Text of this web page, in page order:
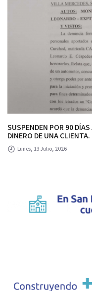
SUSPENDEN POR 90
DINERO DE UNA CLIENTA.
Lunes, 13 Julio, 2026